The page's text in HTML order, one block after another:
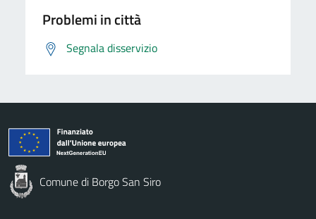
Problemi in città
Segnala disservizio
Comune di Borgo San Siro